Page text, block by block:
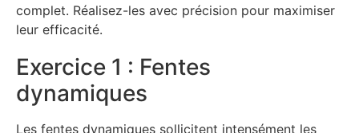
complet. Réalisez-les avec précision pour maximiser
leur efficacité.
Exercice 1 : Fentes
dynamiques
Les fentes dynamiques sollicitent intensément les